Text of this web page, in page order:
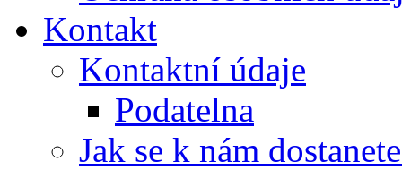
Kontakt
Kontaktní údaje
Podatelna
Jak se k nám